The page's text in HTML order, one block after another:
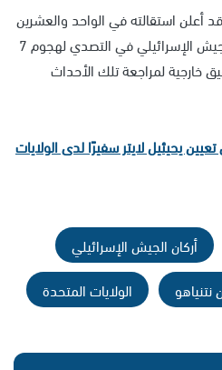
أعلن استقالته في الواحد والعشرين
من الشهر الماضي، بعد فشل الجيش الإسرائيلي في التصدي لهجوم 7
خارجية لمراجعة تلك الأحداث
يحيئيل لايتر سفيرًا لدى الولايات
أركان الجيش الإسرائيلي
نتنياهو الولايات المتحدة